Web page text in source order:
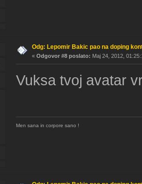
Odg: Lepomir Bakic pao na doping
« Odgovor #8 poslato: Maj 24, 2012,
Vuksa tvoj avatar
Men sana in corpore sano !